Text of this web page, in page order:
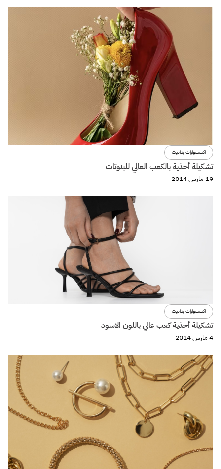
اكسسوارات بنانيت
تشكيلة أحذية بالكعب العالي للبنوتات
19 مارس 2014
اكسسوارات بنانيت
تشكيلة أحذية كعب عالي باللون الاسود
4 مارس 2014